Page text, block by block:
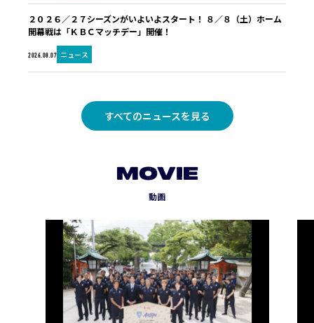
2026.08.07 ニュース
２０２６／２７シーズンがいよいよスタート！ ８／８（土）ホーム
開幕戦は「ＫＢＣマッチデー」開催！
すべてのニュースを見る
MOVIE
動画